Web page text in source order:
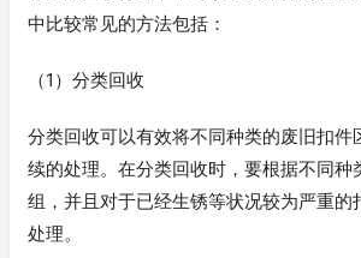
中比较常见的方法包括：
（1）分类回收
分类回收可以有效将不同种类的废旧扣件
续的处理。在分类回收时，要根据不同种
组，并且对于已经生锈等状况较为严重的
处理。